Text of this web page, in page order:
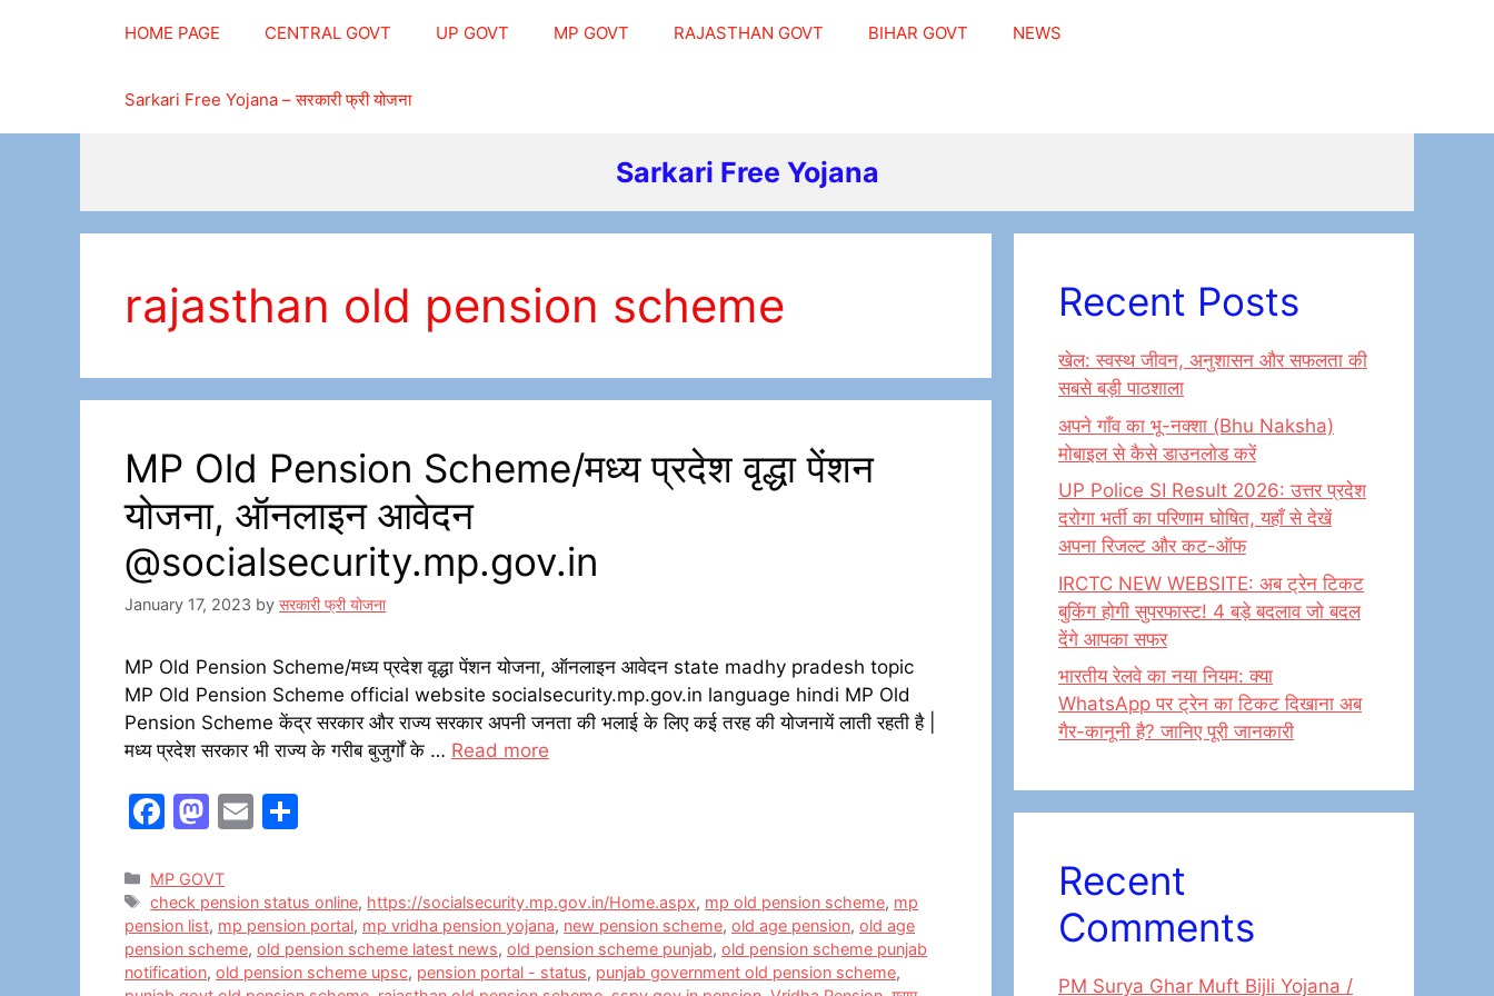
HOME PAGE CENTRAL GOVT UP GOVT MP GOVT RAJASTHAN GOVT BIHAR GOVT NEWS
Sarkari Free Yojana – सरकारी फ्री योजना
Sarkari Free Yojana
rajasthan old pension scheme
MP Old Pension Scheme/मध्य प्रदेश वृद्धा पेंशन
योजना, ऑनलाइन आवेदन
@socialsecurity.mp.gov.in
January 17, 2023 by सरकारी फ्री योजना
MP Old Pension Scheme/मध्य प्रदेश वृद्धा पेंशन योजना, ऑनलाइन आवेदन state madhy pradesh topic
MP Old Pension Scheme official website socialsecurity.mp.gov.in language hindi MP Old
Pension Scheme केंद्र सरकार और राज्य सरकार अपनी जनता की भलाई के लिए कई तरह की योजनायें लाती रहती है |
मध्य प्रदेश सरकार भी राज्य के गरीब बुजुर्गों के … Read more
F
c
e
b
M
st
o
d
E
l
e
Categories
MP GOVT
Tags
check pension status online, https://socialsecurity.mp.gov.in/Home.aspx, mp old pension scheme, mp
pension list, mp pension portal, mp vridha pension yojana, new pension scheme, old age pension, old age
pension scheme, old pension scheme latest news, old pension scheme punjab, old pension scheme punjab
notification, old pension scheme upsc, pension portal - status, punjab government old pension scheme,
Recent Posts
खेल: स्वस्थ जीवन, अनुशासन और सफलता की
सबसे बड़ी पाठशाला
अपने गाँव का भू-नक्शा (Bhu Naksha)
मोबाइल से कैसे डाउनलोड करें
UP Police SI Result 2026: उत्तर प्रदेश
दरोगा भर्ती का परिणाम घोषित, यहाँ से देखें
अपना रिजल्ट और कट-ऑफ
IRCTC NEW WEBSITE: अब ट्रेन टिकट
बुकिंग होगी सुपरफास्ट! 4 बड़े बदलाव जो बदल
देंगे आपका सफर
भारतीय रेलवे का नया नियम: क्या
WhatsApp पर ट्रेन का टिकट दिखाना अब
गैर-कानूनी है? जानिए पूरी जानकारी
Recent
Comments
PM Surya Ghar Muft Bijli Yojana /